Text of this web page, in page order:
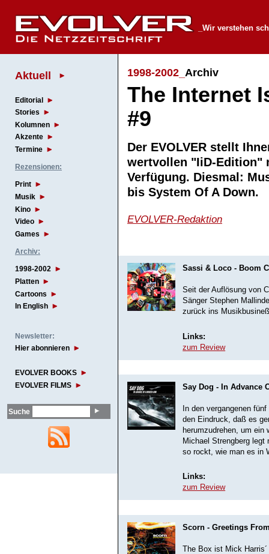
_Wir verstehen
Aktuell
Editorial
Stories
Kolumnen
Akzente
Termine
Rezensionen:
Print
Musik
Kino
Video
Games
Archiv:
1998-2002
Platten
Cartoons
In English
Newsletter:
Hier abonnieren
EVOLVER BOOKS
EVOLVER FILMS
Suche
1998-2002_ Archiv
The Internet
#9
Der EVOLVER stellt
wertvollen "IiD-Edition"
Verfügung. Diesmal:
bis System Of A
EVOLVER-Redaktion
Sassi & Loco - Boom
Seit der Auflösung von
Sänger Stephen
zurück ins
Links:
zum Review
Say Dog - In Advance
In den vergangenen
den Eindruck, daß es
herumzudrehen, um
Michael Strengberg legt
so rockt, wie man es in
Links:
zum Review
Scorn - Greetings
The Box ist Mick